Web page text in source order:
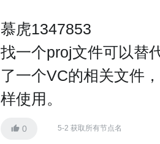
慕虎1347853
找一个proj文件可以替
了一个VC的相关文件
样使用。
0 5-2 获取所有节点名